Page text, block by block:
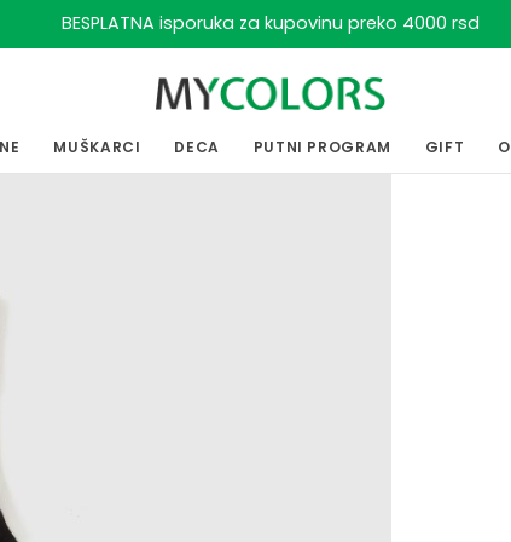
BESPLATNA isporuka za kupovinu preko 4000 rsd
MUŠKARCI DECA PUTNI PROGRAM GIFT